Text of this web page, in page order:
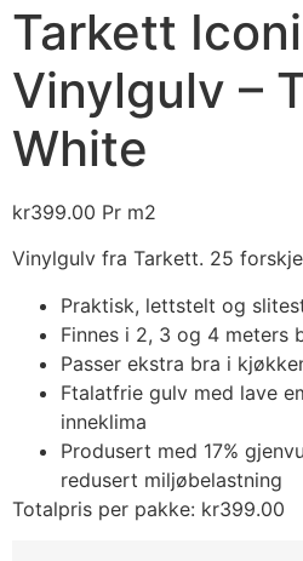
Tarkett
Vinylgulv –
White
kr399.00 Pr m2
Vinylgulv fra Tarkett. 25
Praktisk, lettstelt og
Finnes i 2, 3 og 4 meters
Passer ekstra bra i
Ftalatfrie gulv med lave
inneklima
Produsert med 17%
redusert miljøbelastning
Totalpris per pakke: kr399.00